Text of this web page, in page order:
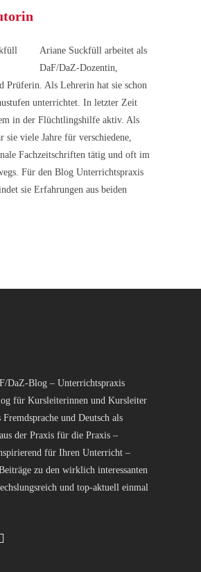
Ariane Suckfüll arbeitet als
DaF/DaZ-Dozentin,
Prüferin. Als Lehrerin hat sie schon
unterrichtet. In letzter Zeit
in der Flüchtlingshilfe aktiv. Als
sie viele Jahre für verschiedene,
Fachzeitschriften tätig und oft im
Für den Blog Unterrichtspraxis
sie Erfahrungen aus beiden
DaZ-Blog – Unterrichtspraxis
für Kursleiterinnen und Kursleiter
und Deutsch als
der Praxis für die Praxis –
für Ihren Unterricht –
zu den wirklich interessanten
und top-aktuell einmal